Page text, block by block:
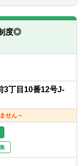
度
直接人事へ依頼を
よそ約60％程度で
るため、ご家庭の事
変更することが可能
で業務を進めること
法人、公益法人、社
体、海外法人、個人
度◎
3丁目10番12号J-
せん～